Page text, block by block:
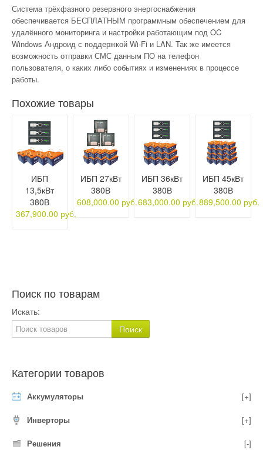
Система трёхфазного резервного энергоснабжения
обеспечивается БЕСПЛАТНЫМ программным обеспечением для
удалённого мониторинга и настройки работающим под OC
Windows Андроид с поддержкой Wi-Fi и LAN. Так же имеется
возможность отправки СМС данным ПО на телефон
пользователя, о каких либо событиях и изменениях в процессе
работы.
Похожие товары
ИБП
13,5кВт
380В
367,900.00 руб.
ИБП 27кВт
380В
608,000.00 руб.
ИБП 36кВт
380В
683,000.00 руб.
ИБП 45кВт
380В
889,500.00 руб.
Поиск по товарам
Искать:
Категории товаров
Аккумуляторы [+]
Инверторы [+]
Решения
[-]